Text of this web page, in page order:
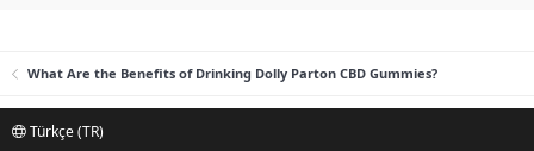
What Are the Benefits of Drinking Dolly Parton CBD Gummies?
Türkçe (TR)